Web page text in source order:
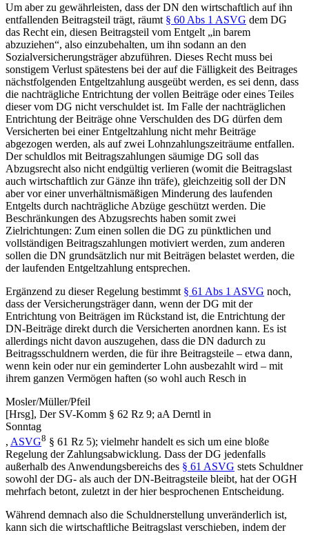
Um aber zu gewährleisten, dass der DN den wirtschaftlich auf ihn
entfallenden Beitragsteil trägt, räumt § 60 Abs 1 ASVG dem DG
das Recht ein, diesen Beitragsteil vom Entgelt „in barem
abzuziehen“, also einzubehalten, um ihn sodann an den
Sozialversicherungsträger abzuführen. Dieses Recht muss bei
sonstigem Verlust spätestens bei der auf die Fälligkeit des Beitrages
nächstfolgenden Entgeltzahlung ausgeübt werden, es sei denn, dass
die nachträgliche Entrichtung der vollen Beiträge oder eines Teiles
dieser vom DG nicht verschuldet ist. Im Falle der nachträglichen
Entrichtung der Beiträge ohne Verschulden des DG dürfen dem
Versicherten bei einer Entgeltzahlung nicht mehr Beiträge
abgezogen werden, als auf zwei Lohnzahlungszeiträume entfallen.
Der schuldlos mit Beitragszahlungen säumige DG soll das
Abzugsrecht also nicht endgültig verlieren (womit die Beitragslast
auch wirtschaftlich zur Gänze ihn träfe), gleichzeitig soll der DN
aber vor einer unverhältnismäßigen Minderung des laufenden
Entgelts durch nachträgliche Abzüge geschützt werden. Die
Beschränkungen des Abzugsrechts haben somit zwei
Zielrichtungen: Zum einen sollen die DG zu pünktlichen und
vollständigen Beitragszahlungen motiviert werden, zum anderen
sollen die DN grundsätzlich nur mit Beiträgen belastet werden, die
der laufenden Entgeltzahlung entsprechen.
Ergänzend zu dieser Regelung bestimmt § 61 Abs 1 ASVG noch,
dass der Versicherungsträger dann, wenn der DG mit der
Entrichtung von Beiträgen im Rückstand ist, die Entrichtung der
DN-Beiträge direkt durch die Versicherten anordnen kann. Es ist
allerdings nicht davon auszugehen, dass die DN dadurch zu
Beitragsschuldnern werden, die für ihre Beitragsteile – etwa dann,
wenn kein oder nur ein geminderter Lohn ausbezahlt wird – mit
ihrem ganzen Vermögen haften (so wohl auch Resch in
Mosler/Müller/Pfeil
[Hrsg], Der SV-Komm § 62 Rz 9; aA Derntl in
Sonntag
, ASVG8 § 61 Rz 5); vielmehr handelt es sich um eine bloße
Regelung der Zahlungsabwicklung. Dass der DG jedenfalls
außerhalb des Anwendungsbereichs des § 61 ASVG stets Schuldner
sowohl der DG- als auch der DN-Beitragsteile bleibt, hat der OGH
mehrfach betont, zuletzt in der hier besprochenen Entscheidung.
Während demnach also die Schuldnerstellung unveränderlich ist,
kann sich die wirtschaftliche Beitragslast verschieben, indem der